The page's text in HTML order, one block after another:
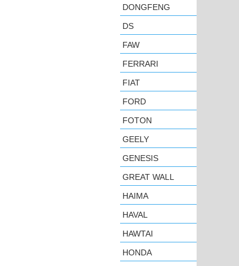
DONGFENG
DS
FAW
FERRARI
FIAT
FORD
FOTON
GEELY
GENESIS
GREAT WALL
HAIMA
HAVAL
HAWTAI
HONDA